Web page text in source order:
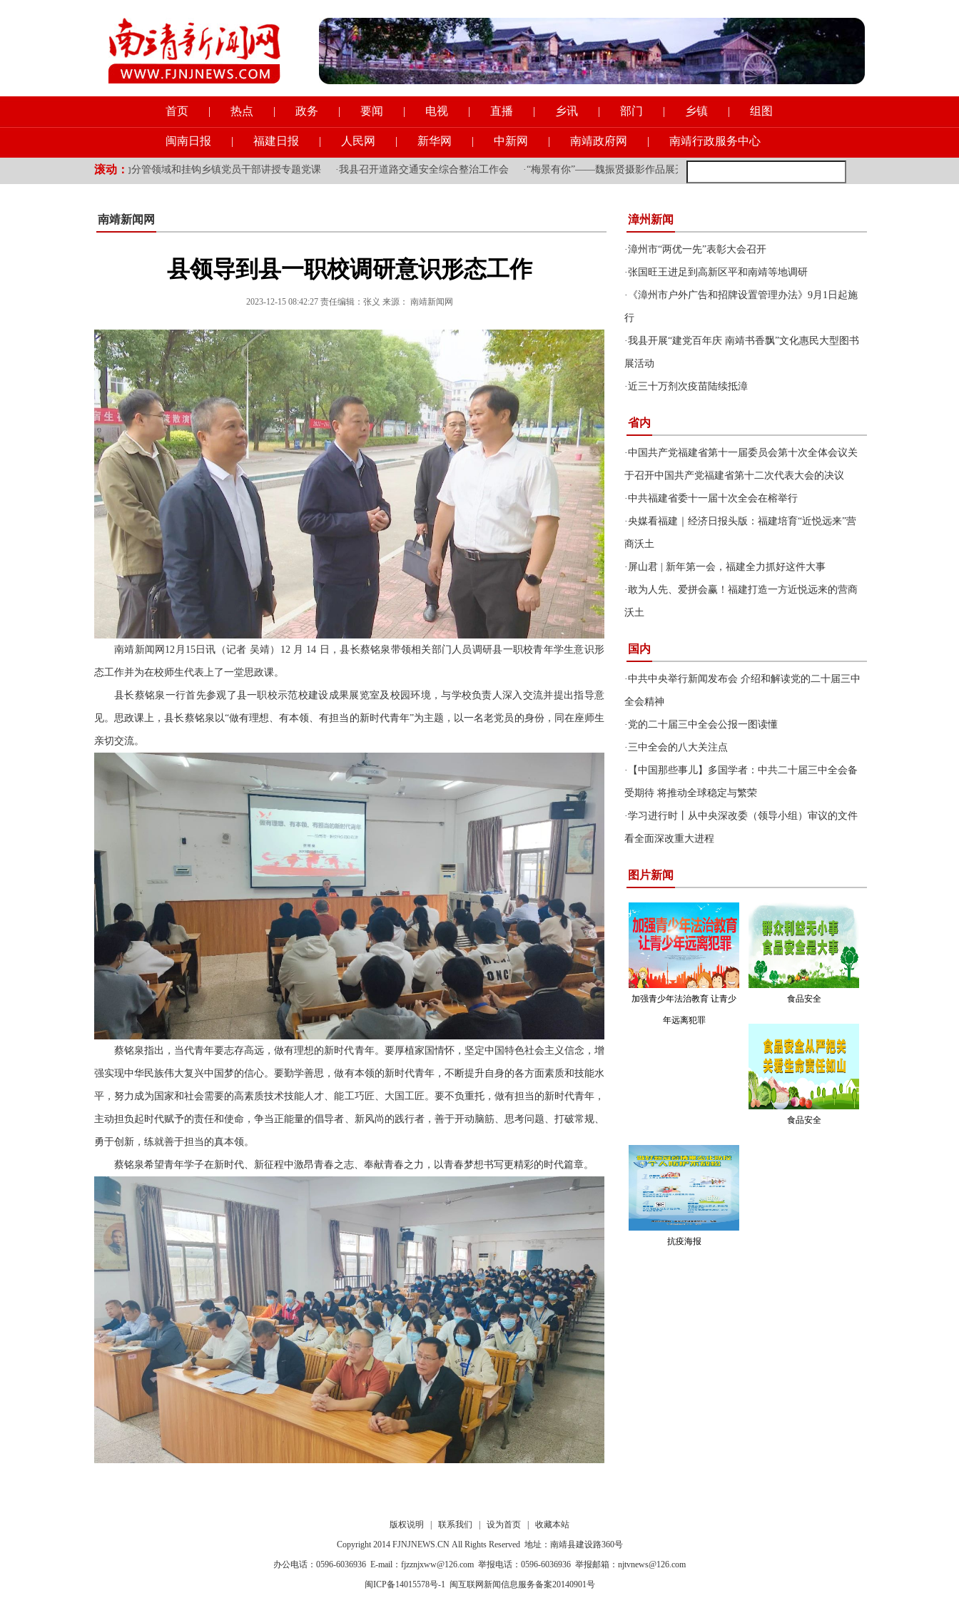
首页 | 热点 | 政务 | 要闻 | 电视 | 直播 | 乡讯 | 部门 | 乡镇 | 组图
闽南日报 | 福建日报 | 人民网 | 新华网 | 中新网 | 南靖政府网 | 南靖行政服务中心
滚动：
县领导为分管领域和挂钩乡镇党员干部讲授专题党课 ·我县召开道路交通安全综合整治工作会 ·“梅景有你”——魏振贤摄影作品展开展 ·县领导到县一职校调研意识形态工作
南靖新闻网
县领导到县一职校调研意识形态工作
2023-12-15 08:42:27 责任编辑：张义 来源： 南靖新闻网
南靖新闻网12月15日讯（记者 吴靖）12 月 14 日，县长蔡铭泉带领相关部门人员调研县一职校青年学生意识形
态工作并为在校师生代表上了一堂思政课。
县长蔡铭泉一行首先参观了县一职校示范校建设成果展览室及校园环境，与学校负责人深入交流并提出指导意
见。思政课上，县长蔡铭泉以“做有理想、有本领、有担当的新时代青年”为主题，以一名老党员的身份，同在座师生
亲切交流。
蔡铭泉指出，当代青年要志存高远，做有理想的新时代青年。要厚植家国情怀，坚定中国特色社会主义信念，增
强实现中华民族伟大复兴中国梦的信心。要勤学善思，做有本领的新时代青年，不断提升自身的各方面素质和技能水
平，努力成为国家和社会需要的高素质技术技能人才、能工巧匠、大国工匠。要不负重托，做有担当的新时代青年，
主动担负起时代赋予的责任和使命，争当正能量的倡导者、新风尚的践行者，善于开动脑筋、思考问题、打破常规、
勇于创新，练就善于担当的真本领。
蔡铭泉希望青年学子在新时代、新征程中激昂青春之志、奉献青春之力，以青春梦想书写更精彩的时代篇章。
漳州新闻
·漳州市“两优一先”表彰大会召开
·张国旺王进足到高新区平和南靖等地调研
· 《漳州市户外广告和招牌设置管理办法》9月1日起施
行
·我县开展“建党百年庆 南靖书香飘”文化惠民大型图书
展活动
·近三十万剂次疫苗陆续抵漳
省内
·中国共产党福建省第十一届委员会第十次全体会议关
于召开中国共产党福建省第十二次代表大会的决议
·中共福建省委十一届十次全会在榕举行
·央媒看福建｜经济日报头版：福建培育“近悦远来”营
商沃土
· 屏山君 | 新年第一会，福建全力抓好这件大事
·敢为人先、爱拼会赢！福建打造一方近悦远来的营商
沃土
国内
·中共中央举行新闻发布会 介绍和解读党的二十届三中
全会精神
· 党的二十届三中全会公报一图读懂
·三中全会的八大关注点
· 【中国那些事儿】多国学者：中共二十届三中全会备
受期待 将推动全球稳定与繁荣
·学习进行时丨从中央深改委（领导小组）审议的文件
看全面深改重大进程
图片新闻
加强青少年法治教育 让青少
年远离犯罪
食品安全
食品安全
抗疫海报
版权说明 联系我们 设为首页
收藏本站
Copyright 2014 FJNJNEWS.CN All Rights Reserved 地址：南靖县建设路360号
办公电话：0596-6036936 E-mail：fjzznjxww@126.com 举报电话：0596-6036936 举报邮箱：njtvnews@126.com
闽ICP备14015578号-1 闽互联网新闻信息服务备案20140901号